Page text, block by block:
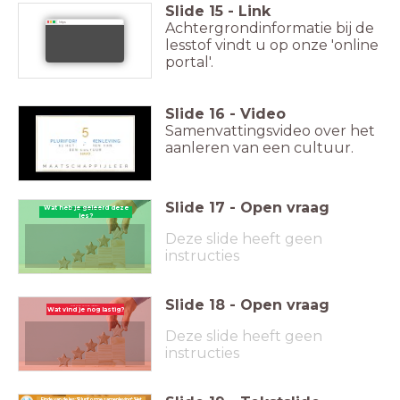
https:
Slide 15 - Link
Achtergrondinformatie bij de
lesstof vindt u op onze 'online
portal'.
Slide 16 - Video
Samenvattingsvideo over het
aanleren van een cultuur.
Wat heb je geleerd deze les?
Wat heb je geleerd deze
les?
Slide 17 - Open vraag
Deze slide heeft geen
instructies
Wat vind je nog lastig?
Wat vind je nog lastig? Slide 18 - Open vraag
Deze slide heeft geen
instructies